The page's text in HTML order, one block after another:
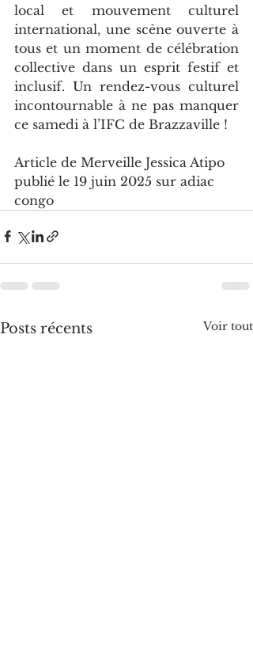
local et mouvement culturel
international, une scène ouverte à
tous et un moment de célébration
collective dans un esprit festif et
inclusif. Un rendez-vous culturel
incontournable à ne pas manquer
ce samedi à l’IFC de Brazzaville !
Article de Merveille Jessica Atipo
publié le 19 juin 2025 sur adiac
congo
Posts récents Voir tout